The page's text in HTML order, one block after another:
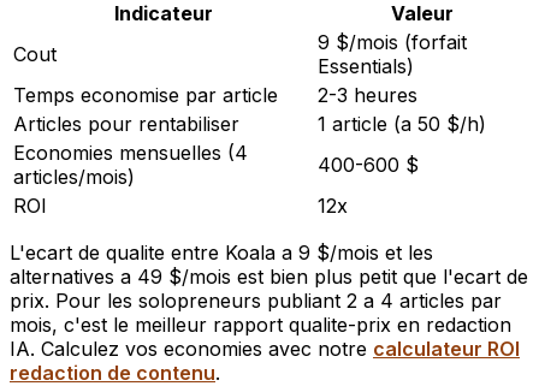
Indicateur
Valeur
Cout
9 $/mois (forfait
Essentials)
Temps economise par article
2-3 heures
Articles pour rentabiliser
1 article (a 50 $/h)
Economies mensuelles (4
articles/mois)
400-600 $
ROI
12x
L'ecart de qualite entre Koala a 9 $/mois et les
alternatives a 49 $/mois est bien plus petit que l'ecart de
prix. Pour les solopreneurs publiant 2 a 4 articles par
mois, c'est le meilleur rapport qualite-prix en redaction
IA. Calculez vos economies avec notre calculateur ROI
redaction de contenu.